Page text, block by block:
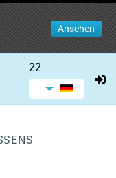
Ansehen
22